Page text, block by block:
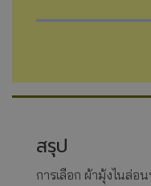
สรุป
การเลือก ผ้ามุ้งไนล่อ